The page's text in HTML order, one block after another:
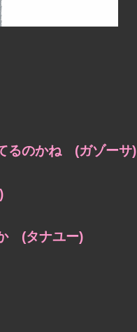
るのかね (ガゾーサ)
(タナユー)